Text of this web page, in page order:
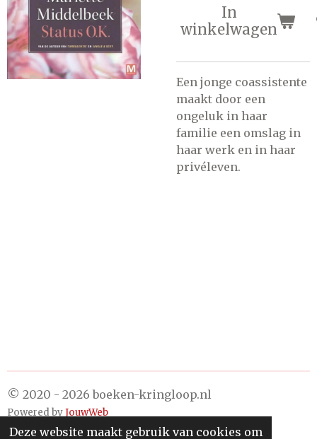
Deze website maakt gebruik van cookies om
In
winkelwagen
Een jonge coassistente
maakt door een
ongeluk in haar
familie een omslag in
haar werk en in haar
privéleven.
© 2020 - 2026 boeken-kringloop.nl
Powered byJouwWeb